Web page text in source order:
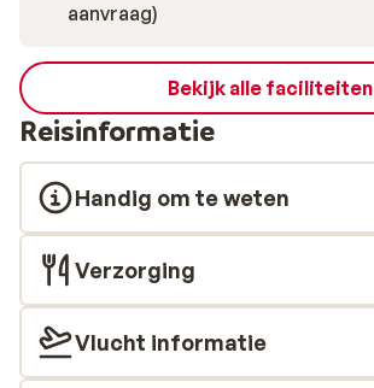
aanvraag)
Bekijk alle faciliteiten
Reisinformatie
Handig om te weten
Verzorging
Vlucht informatie